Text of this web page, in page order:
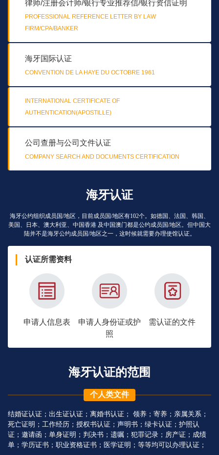
律师/注册会计师/银行专业推荐信/银行资信证明
PROFESSIONAL REFERENCE LETTER BY LAW
FIRM/CPA/BANKER
海牙国际认证
CONVENTION DE LA HAYE DU OCTOBRE 1961
INTERNATIONAL CERTIFICATE OF
AUTHENTICATION(APOSTILLE)
公司查册与公司文件认证
COMPANY SEARCH AND DOCUMENTS CERTIFICATION
海牙认证
海牙公约组织成员国/地区，目前成员国/地区有102个。如德国、法国、韩国、
美国、日本、澳大利亚、中国香港 及中国澳门都是公约成员国/地区。但中国大
陆并不是海牙公约成员国/地区之一，这时候就需要办理使馆认证。
认证所需资料
申请人信息表
申请人身份证或护
照
需认证的文件
海牙认证的范围
个人类文件
结婚证认证；出生证认证；离婚书认证； 领养；寄养；亲属关系；
死亡证明；工作经历；授权书认证；声明书；绿卡认证；护照认
证；邀请函；单身证明；判决书；遗嘱；犯罪记录；房产证；成绩
单；学历证书；职业资格证书；医学证明；等等均可以办理认证；